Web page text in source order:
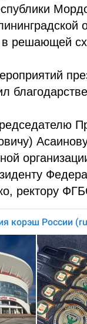
в решающей
ректору